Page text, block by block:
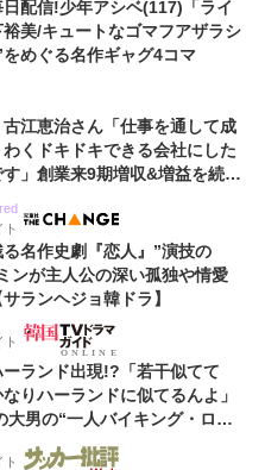
日配信!少年アシベ(117)「ライ
美/キュートなゴマフアザラシ
めぐる名作ギャグ4コマ
江恵治さん「仕事を通して成
くドキドキできる会社にした
」創業来9期増収&増益を続け
名作史劇『恋人』”演技の
ンが主人公の深い孤独や情愛
ランヘジョ韓ドラ】
ランド出現!?「若干似てて
りハーランドに似てるんよ」
大男の“一人バイキング・ロ
元気をもらった」